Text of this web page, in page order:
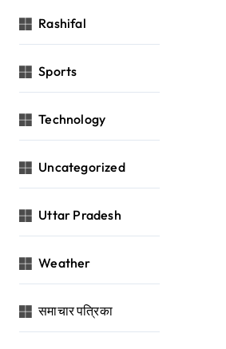
Rashifal
Sports
Technology
Uncategorized
Uttar Pradesh
Weather
समाचार पत्रिका